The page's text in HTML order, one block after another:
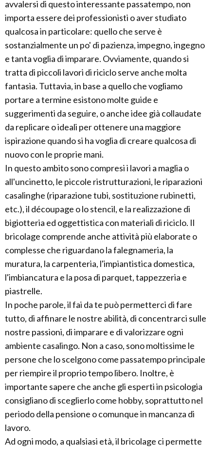
avvalersi di questo interessante passatempo, non
importa essere dei professionisti o aver studiato
qualcosa in particolare: quello che serve è
sostanzialmente un po' di pazienza, impegno, ingegno
e tanta voglia di imparare. Ovviamente, quando si
tratta di piccoli lavori di riciclo serve anche molta
fantasia. Tuttavia, in base a quello che vogliamo
portare a termine esistono molte guide e
suggerimenti da seguire, o anche idee già collaudate
da replicare o ideali per ottenere una maggiore
ispirazione quando si ha voglia di creare qualcosa di
nuovo con le proprie mani.
In questo ambito sono compresi i lavori a maglia o
all'uncinetto, le piccole ristrutturazioni, le riparazioni
casalinghe (riparazione tubi, sostituzione rubinetti,
etc.), il découpage o lo stencil, e la realizzazione di
bigiotteria ed oggettistica con materiali di riciclo. Il
bricolage comprende anche attività più elaborate o
complesse che riguardano la falegnameria, la
muratura, la carpenteria, l'impiantistica domestica,
l'imbiancatura e la posa di parquet, tappezzeria e
piastrelle.
In poche parole, il fai da te può permetterci di fare
tutto, di affinare le nostre abilità, di concentrarci sulle
nostre passioni, di imparare e di valorizzare ogni
ambiente casalingo. Non a caso, sono moltissime le
persone che lo scelgono come passatempo principale
per riempire il proprio tempo libero. Inoltre, è
importante sapere che anche gli esperti in psicologia
consigliano di sceglierlo come hobby, soprattutto nel
periodo della pensione o comunque in mancanza di
lavoro.
Ad ogni modo, a qualsiasi età, il bricolage ci permette